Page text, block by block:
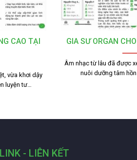
CAO TẠI
vừa khơi dậy
luyện tư…
GIA SƯ ORGAN
Âm nhạc từ lâu đã được
nuôi dưỡng tâm
LINK - LIÊN KẾT